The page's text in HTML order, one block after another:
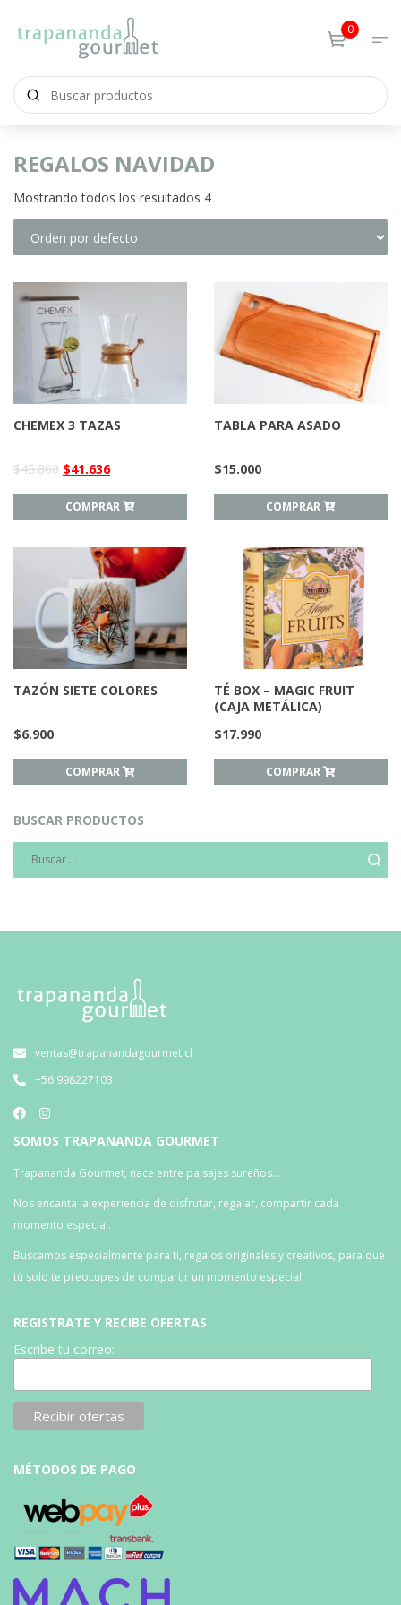
0
REGALOS NAVIDAD
Mostrando todos los resultados 4
BUSCAR PRODUCTOS
CHEMEX 3 TAZAS
$45.800 $41.636
COMPRAR
TABLA PARA ASADO
$15.000
COMPRAR
TAZÓN SIETE COLORES
$6.900
COMPRAR
TÉ BOX – MAGIC FRUIT
(CAJA METÁLICA)
$17.990
COMPRAR
ventas@trapanandagourmet.cl
+56 998227103
SOMOS TRAPANANDA GOURMET
Trapananda Gourmet, nace entre paisajes sureños…
Nos encanta la experiencia de disfrutar, regalar, compartir cada
momento especial.
Buscamos especialmente para ti, regalos originales y creativos, para que
tú solo te preocupes de compartir un momento especial.
REGISTRATE Y RECIBE OFERTAS
Escribe tu correo:
MÉTODOS DE PAGO